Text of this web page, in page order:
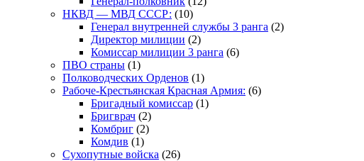
НКВД — МВД СССР: (10)
Генерал внутренней службы 3 ранга (2)
Директор милиции (2)
Комиссар милиции 3 ранга (6)
ПВО страны (1)
Полководческих Орденов (1)
Рабоче-Крестьянская Красная Армия: (6)
Бригадный комиссар (1)
Бригврач (2)
Комбриг (2)
Комдив (1)
Сухопутные войска (26)